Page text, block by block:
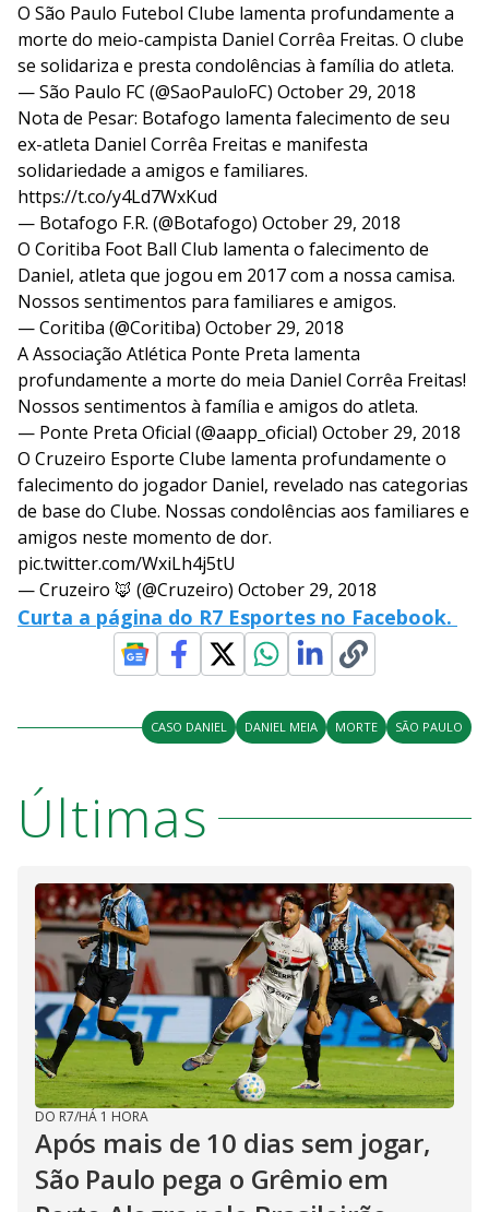
O São Paulo Futebol Clube lamenta profundamente a
morte do meio-campista Daniel Corrêa Freitas. O clube
se solidariza e presta condolências à família do atleta.
— São Paulo FC (@SaoPauloFC) October 29, 2018
Nota de Pesar: Botafogo lamenta falecimento de seu
ex-atleta Daniel Corrêa Freitas e manifesta
solidariedade a amigos e familiares.
https://t.co/y4Ld7WxKud
— Botafogo F.R. (@Botafogo) October 29, 2018
O Coritiba Foot Ball Club lamenta o falecimento de
Daniel, atleta que jogou em 2017 com a nossa camisa.
Nossos sentimentos para familiares e amigos.
— Coritiba (@Coritiba) October 29, 2018
A Associação Atlética Ponte Preta lamenta
profundamente a morte do meia Daniel Corrêa Freitas!
Nossos sentimentos à família e amigos do atleta.
— Ponte Preta Oficial (@aapp_oficial) October 29, 2018
O Cruzeiro Esporte Clube lamenta profundamente o
falecimento do jogador Daniel, revelado nas categorias
de base do Clube. Nossas condolências aos familiares e
amigos neste momento de dor.
pic.twitter.com/WxiLh4j5tU
— Cruzeiro 🦊 (@Cruzeiro) October 29, 2018
Curta a página do R7 Esportes no Facebook.
CASO DANIEL DANIEL MEIA MORTE SÃO PAULO
Últimas
DO R7/HÁ 1 HORA
Após mais de 10 dias sem jogar,
São Paulo pega o Grêmio em